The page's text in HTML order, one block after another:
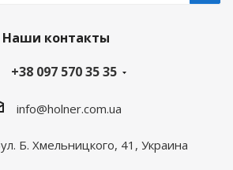
Наши контакты
+38 097 570 35 35
info@holner.com.ua
Б. Хмельницкого, 41, Украина